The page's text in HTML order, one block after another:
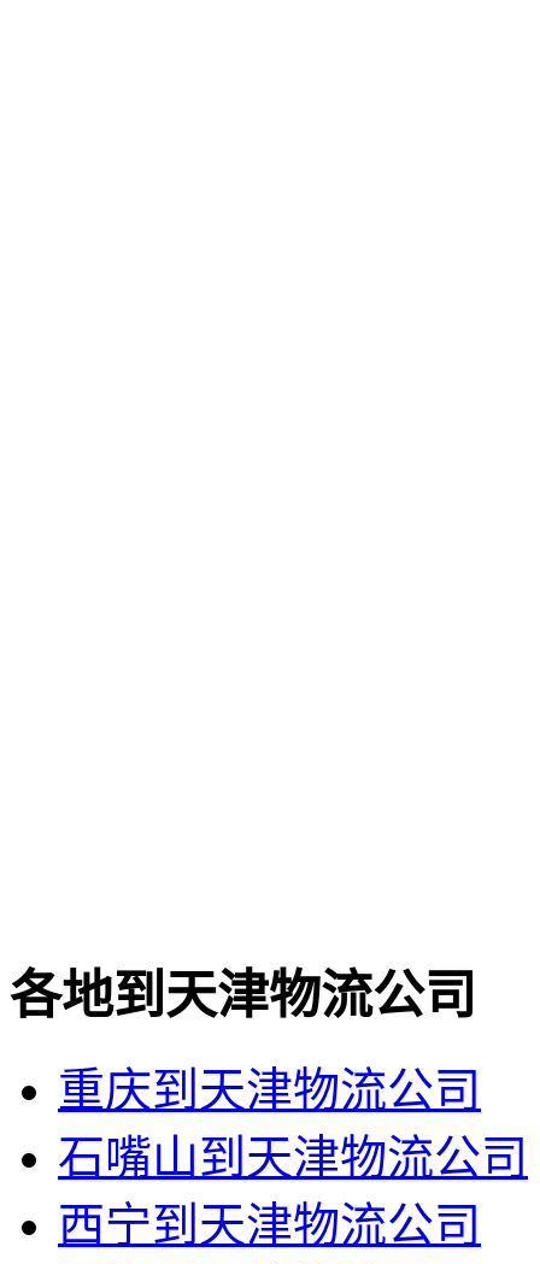
各地到天津物流公司
重庆到天津物流公司
石嘴山到天津物流公司
西宁到天津物流公司